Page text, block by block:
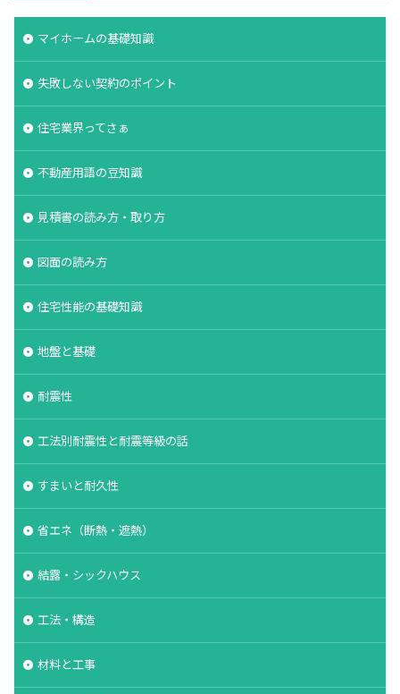
マイホームの基礎知識
失敗しない契約のポイント
住宅業界ってさぁ
不動産用語の豆知識
見積書の読み方・取り方
図面の読み方
住宅性能の基礎知識
地盤と基礎
耐震性
工法別耐震性と耐震等級の話
すまいと耐久性
省エネ（断熱・遮熱）
結露・シックハウス
工法・構造
材料と工事